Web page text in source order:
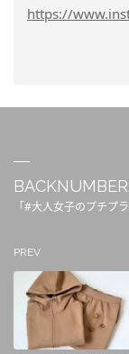
https://
BACKNUMBER
「#大人女子のプチプ
PREV